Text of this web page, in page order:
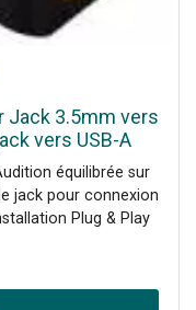
Jack 3.5mm vers
vers USB-A
équilibrée sur
jack pour connexion
Plug & Play
parleurs